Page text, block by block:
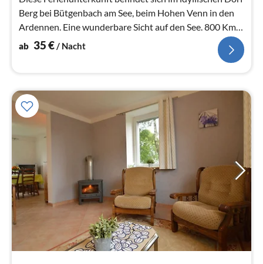
Berg bei Bütgenbach am See, beim Hohen Venn in den
Ardennen. Eine wunderbare Sicht auf den See. 800 Km
Wander u. Fahrrad
ab 35€/ Nacht